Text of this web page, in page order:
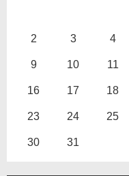
2 3 4
9 10 11
16 17 18
23 24 25
30 31